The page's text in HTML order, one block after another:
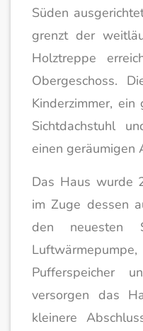
Süden
grenzt der
Holztreppe
Obergeschoss.
Kinderzimmer,
Sichtdachstuhl
einen geräumigen
Das Haus wurde
im Zuge dessen
den neuesten
Pufferspeicher
versorgen das
kleinere